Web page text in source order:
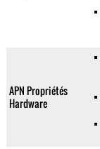
APN Propriétés
Hardware